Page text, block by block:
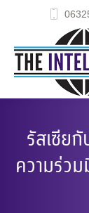
รัสเซีย
ความร่ว